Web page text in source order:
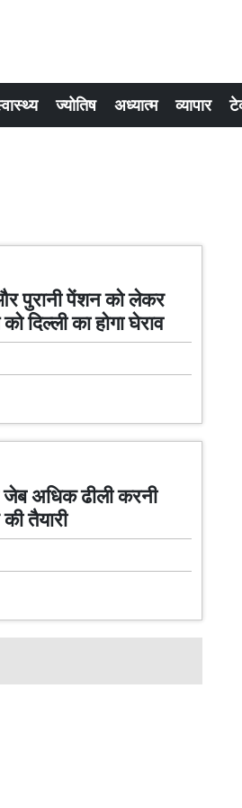
ज्योतिष अध्यात्म व्यापार
पुरानी पेंशन को लेकर
दिल्ली का होगा घेराव
जेब अधिक ढीली करनी
तैयारी